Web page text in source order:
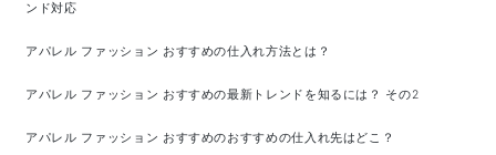
ンド対応
アパレル ファッション おすすめの仕入れ方法とは？
アパレル ファッション おすすめの最新トレンドを知るには？ その2
アパレル ファッション おすすめのおすすめの仕入れ先はどこ？